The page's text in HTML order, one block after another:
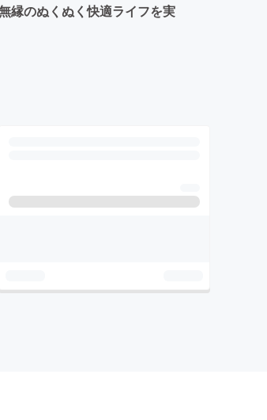
縁のぬくぬく快適ライフを実